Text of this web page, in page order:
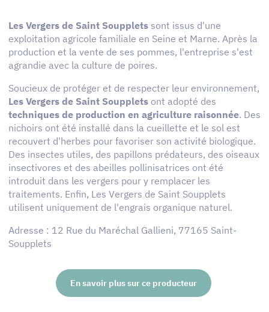
Les Vergers de Saint Soupplets sont issus d'une
exploitation agricole familiale en Seine et Marne. Après la
production et la vente de ses pommes, l'entreprise s'est
agrandie avec la culture de poires.
Soucieux de protéger et de respecter leur environnement,
Les Vergers de Saint Soupplets ont adopté des
techniques de production en agriculture raisonnée. Des
nichoirs ont été installé dans la cueillette et le sol est
recouvert d'herbes pour favoriser son activité biologique.
Des insectes utiles, des papillons prédateurs, des oiseaux
insectivores et des abeilles pollinisatrices ont été
introduit dans les vergers pour y remplacer les
traitements. Enfin, Les Vergers de Saint Soupplets
utilisent uniquement de l'engrais organique naturel.
Adresse : 12 Rue du Maréchal Gallieni, 77165 Saint-
Soupplets
En savoir plus sur ce producteur